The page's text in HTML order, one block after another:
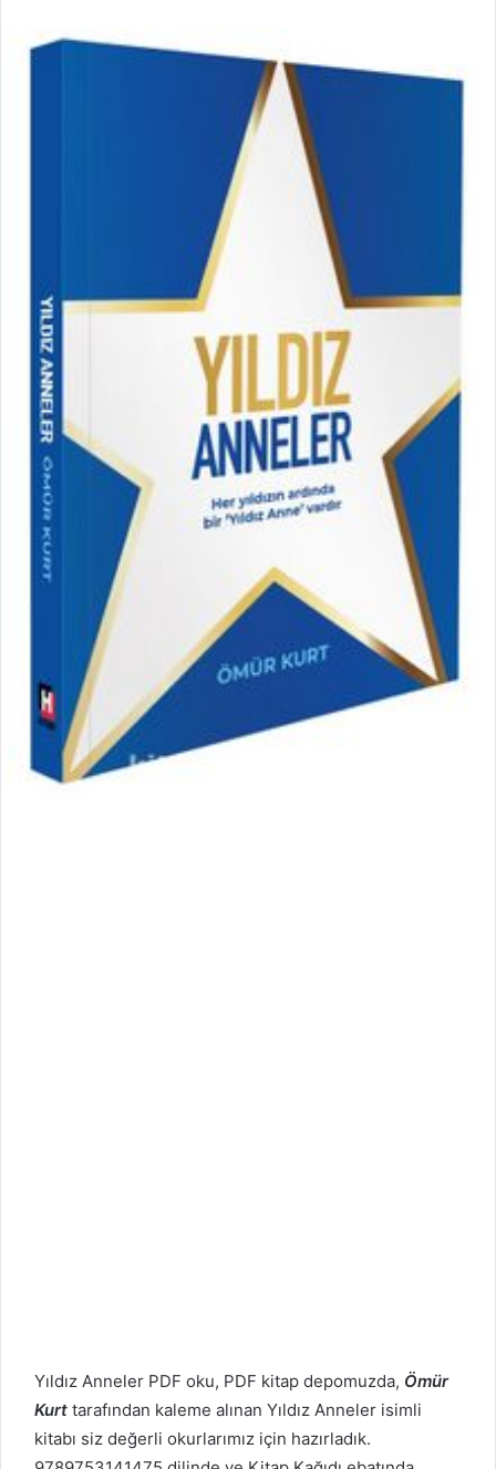
Yıldız Anneler PDF oku, PDF kitap depomuzda, Ömür
Kurt tarafından kaleme alınan Yıldız Anneler isimli
kitabı siz değerli okurlarımız için hazırladık.